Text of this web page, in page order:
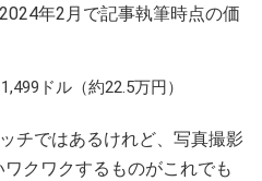
年2月で記事執筆時点の価
ドル（約22.5万円）
チではあるけれど、写真撮影
クワクするものがこれでも